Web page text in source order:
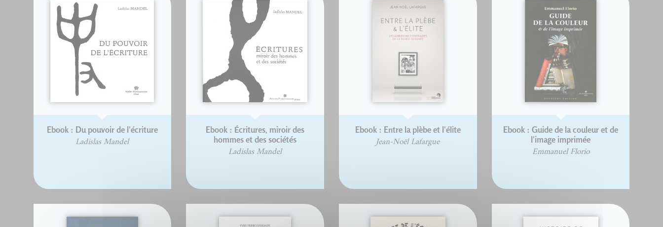
Ebook : Du pouvoir de l'écriture
Ladislas Mandel
Ebook : Écritures, miroir des
hommes et des sociétés
Ladislas Mandel
Ebook : Entre la plèbe et l'élite
Jean-Noël Lafargue
Ebook : Guide de la couleur et de
l'image imprimée
Emmanuel Florio